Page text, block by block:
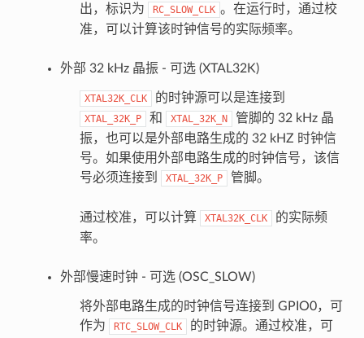
出，标识为
RC_SLOW_CLK 。在运行时，通过校
准，可以计算该时钟信号的实际频率。
外部 32 kHz 晶振 - 可选 (XTAL32K)
XTAL32K_CLK 的时钟源可以是连接到
XTAL_32K_P 和 XTAL_32K_N
管脚的 32 kHz 晶
振，也可以是外部电路生成的 32 kHZ 时钟信
号。如果使用外部电路生成的时钟信号，该信
号必须连接到
XTAL_32K_P 管脚。
通过校准，可以计算 XTAL32K_CLK
的实际频
率。
外部慢速时钟 - 可选 (OSC_SLOW)
将外部电路生成的时钟信号连接到 GPIO0，可
作为
RTC_SLOW_CLK
的时钟源。通过校准，可